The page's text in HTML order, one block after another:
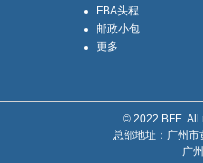
FBA头程
邮政小包
更多…
© 2022 BFE.
总部地址：广州
广